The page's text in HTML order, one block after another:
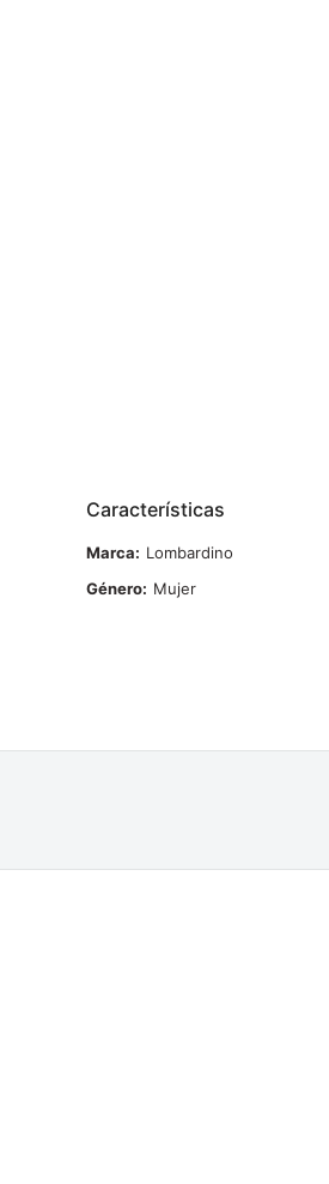
Características
Marca
Lombardino
Género
Mujer